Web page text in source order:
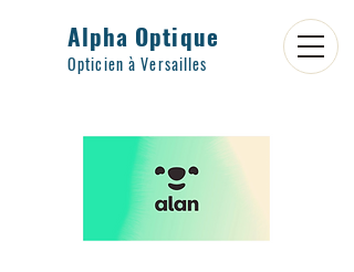
Alpha Optique
Opticien à Versailles